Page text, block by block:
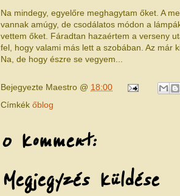
Na mindegy, egyelőre meghagytam őket. A
vannak amúgy, de csodálatos módon a
vettem őket. Fáradtan hazaértem a verseny
fel, hogy valami más lett a szobában. Az már
Na, de hogy észre se vegyem...
Bejegyezte Maestro @ 18:00
Címkék őblog
0 komment:
Megjegyzés küldése